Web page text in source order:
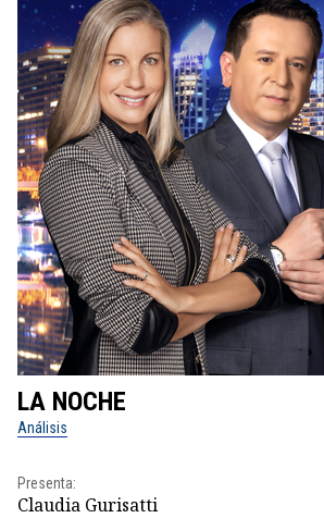
LA NOCHE
Análisis
Presenta:
Claudia Gurisatti